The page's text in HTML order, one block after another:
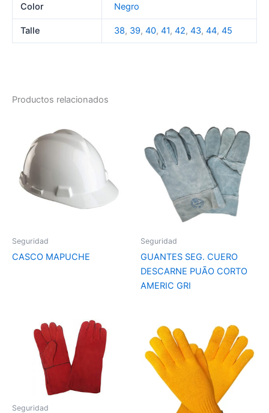
Color Negro
Talle 38, 39, 40, 41, 42, 43, 44, 45
Productos relacionados
Seguridad
CASCO MAPUCHE
Seguridad
GUANTES SEG. CUERO
DESCARNE PUÃO CORTO
AMERIC GRI
Seguridad